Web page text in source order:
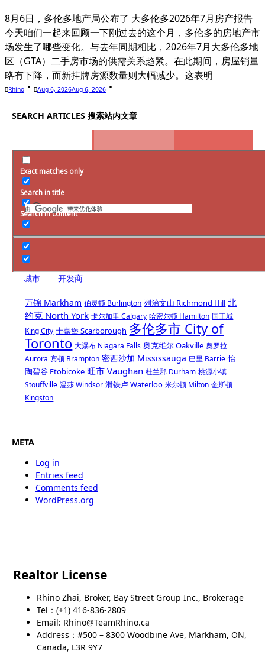
8月6日，多伦多地产局公布了 大多伦多2026年7月房产报告
今天咱们一起来回顾一下刚过去的这个月，多伦多的房地产市
场发生了哪些变化。与去年同期相比，2026年7月大多伦多地
区（GTA）二手房市场的供需关系趋紧。在此期间，房屋销量
略有下降，而新挂牌房源数量则大幅减少。这表明
Rhino Aug 6, 2026Aug 6, 2026
SEARCH ARTICLES 搜索站内文章
Exact matches only
Search in title
Search in content
SEARCH WITH GOOGLE 用谷歌搜索全站
房产要素
城市 开发商
万锦 Markham 伯灵顿 Burlington 列治文山 Richmond Hill 北
约克 North York 卡尔加里 Calgary 哈密尔顿 Hamilton 国王城
King City 士嘉堡 Scarborough 多伦多市 City of
Toronto 大瀑布 Niagara Falls 奥克维尔 Oakville 奥罗拉
Aurora 宾顿 Brampton 密西沙加 Mississauga 巴里 Barrie 怡
陶碧谷 Etobicoke 旺市 Vaughan 杜兰郡 Durham 桃源小镇
Stouffville 温莎 Windsor 滑铁卢 Waterloo 米尔顿 Milton 金斯顿
Kingston
META
Log in
Entries feed
Comments feed
WordPress.org
Realtor License
Rhino Zhai, Broker, Bay Street Group Inc., Brokerage
Tel：(+1) 416-836-2809
Email: Rhino@TeamRhino.ca
Address：#500 – 8300 Woodbine Ave, Markham, ON,
Canada, L3R 9Y7